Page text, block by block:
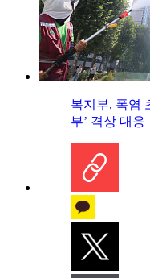
복지부, 폭염
부’ 격상 대응